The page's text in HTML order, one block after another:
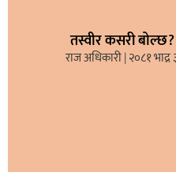
तस्वीर कसरी बोल्छ?
राज अधिकारी २०८१ भाद्र